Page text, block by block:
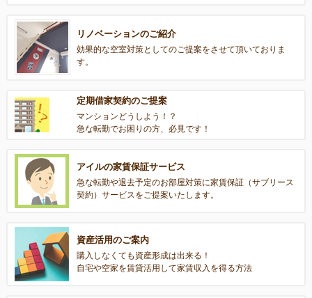
リノベーションのご紹介
効果的な空室対策としてのご提案をさせて頂いておりま
す。
定期借家契約のご提案
マンションどうしよう！？
急な転勤でお困りの方、必見です！
アイルの家賃保証サービス
急な転勤や退去予定のお部屋対策に家賃保証（サブリース
契約）サービスをご提案いたします。
資産活用のご案内
購入しなくても資産形成は出来る！
自宅や空家を賃貸活用して家賃収入を得る方法